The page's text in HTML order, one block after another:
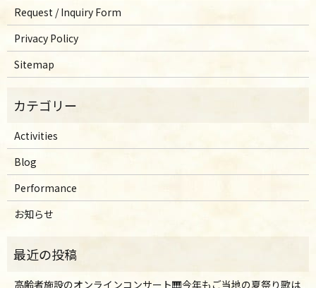
Request / Inquiry Form
Privacy Policy
Sitemap
Activities
Blog
Performance
お知らせ
高齢者施設のオンラインコンサート🎹今年もご当地の夏祭り歌は